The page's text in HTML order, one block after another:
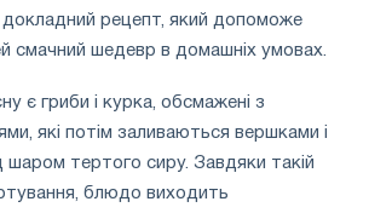
рецепт, який допоможе
смачний шедевр в домашніх умовах.
є гриби і курка, обсмажені з
які потім заливаються вершками і
шаром тертого сиру. Завдяки такій
блюдо виходить